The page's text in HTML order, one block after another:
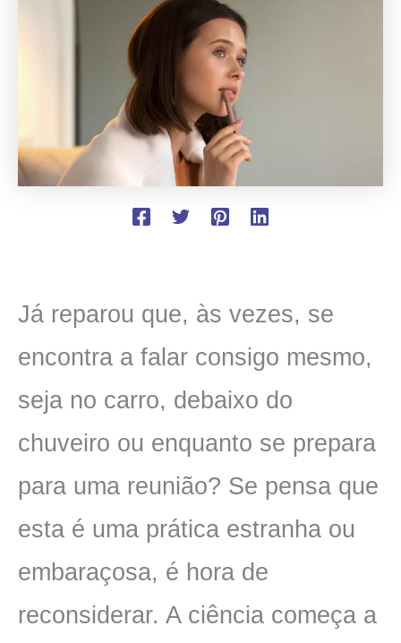
Já reparou que, às vezes, se
encontra a falar consigo mesmo,
seja no carro, debaixo do
chuveiro ou enquanto se prepara
para uma reunião? Se pensa que
esta é uma prática estranha ou
embaraçosa, é hora de
reconsiderar. A ciência começa a